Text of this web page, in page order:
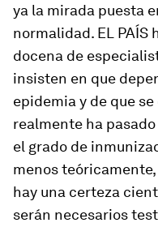
ya la mirada puesta
normalidad. EL PAÍS
docena de
insisten en que
epidemia y de que
realmente ha
el grado de
menos
hay una certeza
serán necesarios